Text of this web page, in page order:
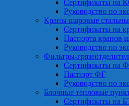
Сертификаты на
Руководство по
Краны шаровые
Сертификаты на
Паспорта кранов
Руководство по
Фильтры-
Сертификаты на
Паспорт ФГ
Руководство по
Блочные тепловые
Сертификаты на